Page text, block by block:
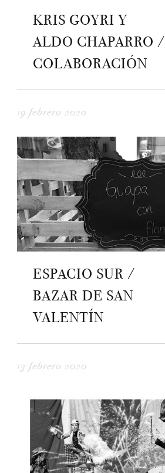
KRIS GOYRI Y
ALDO CHAPARRO /
COLABORACIÓN
19 febrero 2020
ESPACIO SUR /
BAZAR DE SAN
VALENTÍN
13 febrero 2020